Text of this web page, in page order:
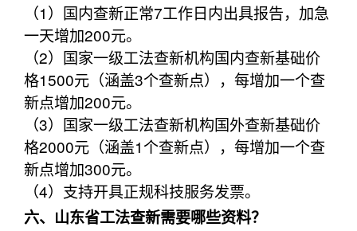
（1）国内查新正常7工作日内出具报告，加急
一天增加200元。
（2）国家一级工法查新机构国内查新基础价
格1500元（涵盖3个查新点），每增加一个查
新点增加200元。
（3）国家一级工法查新机构国外查新基础价
格2000元（涵盖1个查新点），每增加一个查
新点增加300元。
（4）支持开具正规科技服务发票。
六、山东省工法查新需要哪些资料？